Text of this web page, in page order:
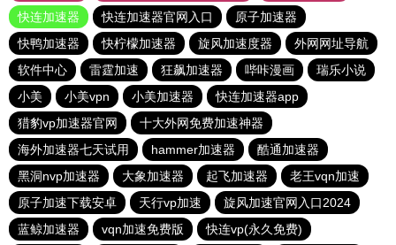
快连加速器
快连加速器官网入口
原子加速器
快鸭加速器
快柠檬加速器 旋风加速度器
外网网址导航
软件中心
雷霆加速 狂飙加速器 哔咔漫画
瑞乐小说
小美
小美vpn 小美加速器
快连加速器app
猎豹vp加速器官网
十大外网免费加速神器
海外加速器七天试用
hammer加速器
酷通加速器
黑洞nvp加速器
大象加速器 起飞加速器
老王vqn加速
原子加速下载安卓
天行vp加速
旋风加速官网入口2024
蓝鲸加速器
vqn加速免费版 快连vp(永久免费)